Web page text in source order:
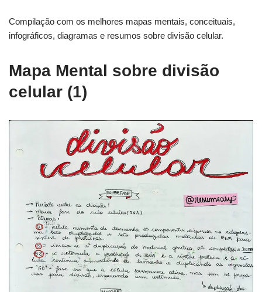
Compilação com os melhores mapas mentais, conceituais,
infográficos, diagramas e resumos sobre divisão celular.
Mapa Mental sobre divisão
celular (1)